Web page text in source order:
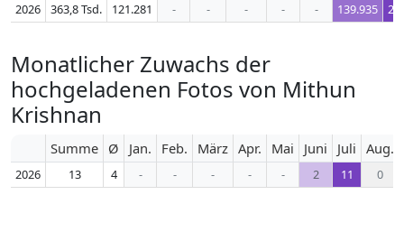
2026 363,8 Tsd. 121.281 - - - - - 139.935
Monatlicher Zuwachs der
hochgeladenen Fotos von Mithun
Krishnan
Summe Ø Jan. Feb. März Apr. Mai Juni Juli Aug.
2026 13 4 - - - - - 2 11 0